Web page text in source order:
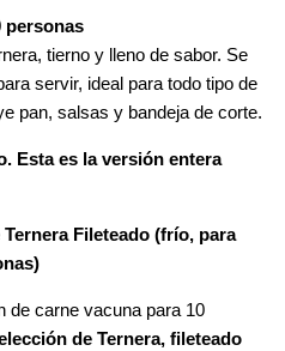
personas
tierno y lleno de sabor. Se
servir, ideal para todo tipo de
pan, salsas y bandeja de corte.
Esta es la versión entera
Fileteado (frío, para
de carne vacuna para 10
de Ternera, fileteado